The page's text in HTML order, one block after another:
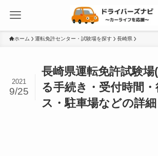
ホーム 運転免許センター・試験場を探す 長崎県
長崎県運転免許試験
る手続き・受付時間
ス・駐車場などの詳細
2021
9/25